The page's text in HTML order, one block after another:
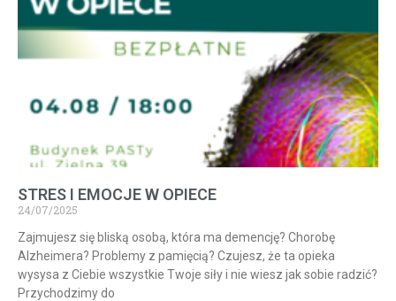
STRES I EMOCJE W OPIECE
24/07/2025
Zajmujesz się bliską osobą, która ma demencję? Chorobę
Alzheimera? Problemy z pamięcią? Czujesz, że ta opieka
wysysa z Ciebie wszystkie Twoje siły i nie wiesz jak sobie radzić?
Przychodzimy do